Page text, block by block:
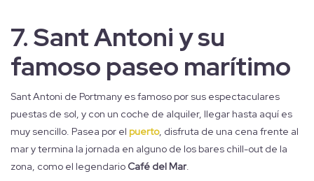
7.Sant Antoni y su
famoso paseo marítimo
Sant Antoni de Portmany es famoso por sus espectaculares
puestas de sol, y con un coche de alquiler, llegar hasta aquí es
muy sencillo. Pasea por el puerto, disfruta de una cena frente al
mar y termina la jornada en alguno de los bares chill-out de la
zona, como el legendario Café del Mar.